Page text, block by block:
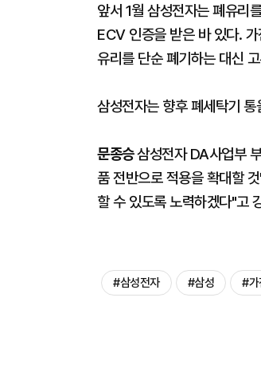
앞서 1월 삼성전자는 폐유리
ECV 인증을 받은 바 있다.
유리를 단순 폐기하는 대신
삼성전자는 향후 폐세탁기
문종승삼성전자 DA사업부
품 전반으로 적용을 확대할
할 수 있도록 노력하겠다"고
#삼성전자 #삼성 #가